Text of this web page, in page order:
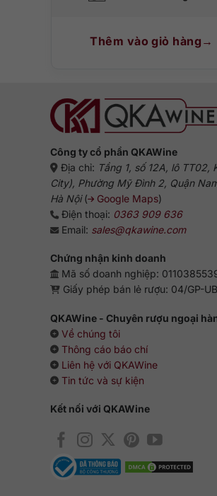
Thêm vào giỏ hàng
Công ty cổ phần QKAWine
Địa chỉ: Tầng 1, số 12A, lô TT02,
City), Phường Mỹ Đình 2, Quận
Hà Nội( Google Maps)
Điện thoại: 0363 909 636
Email: sales@qkawine.com
Chứng nhận kinh doanh
Mã số doanh nghiệp:
Giấy phép bán lẻ rượu: 04/GP-
QKAWine - Chuyên rượu ngoại
Về chúng tôi
Thông cáo báo chí
Liên hệ với QKAWine
Tin tức và sự kiện
Kết nối với QKAWine